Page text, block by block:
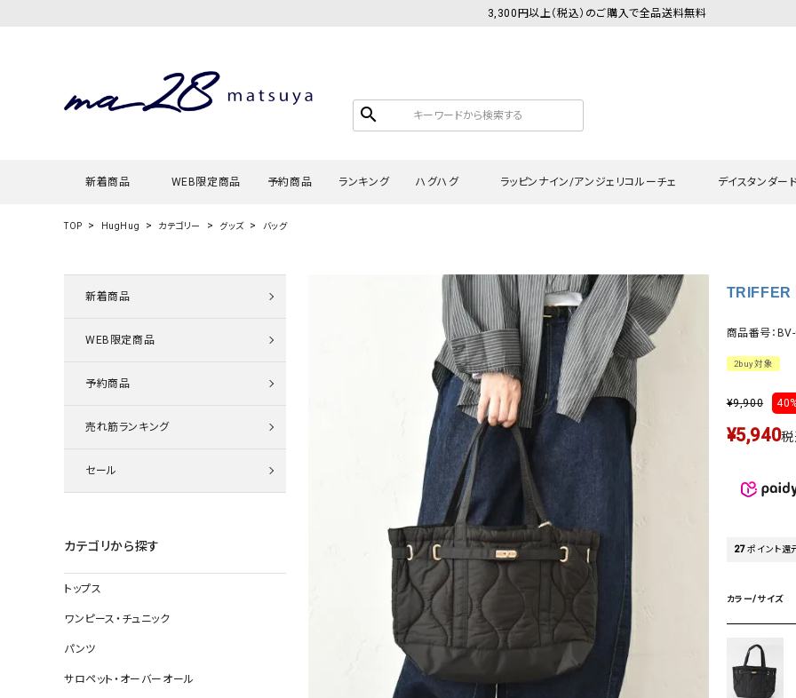
3,300円以上（税込）のご購入で全品送料無料
search
新着商品 WEB限定商品 予約商品 ランキング ハグハグ
タンクトップ・キャミソール
スウェット・パーカー
チュニック
ロング・マキシ丈
その他スカート
ジャケット
ラッピンナイン/アンジェリコルーチェ
シャツ・ブラウス
カーディガン
ベスト
ニット
タンクトップ・キャミソール
チュニック
デニムパンツ
その他のパンツ
ジャケット
コート
その他アウター
デイスタンダー
カーディガン・ベスト
シャツ・ブラウス
スウェット・パーカー
ワン
ジャ
グッ
ワン
TOP HugHug カテゴリー グッズ バッグ
新着商品
WEB限定商品
予約商品
売れ筋ランキング
セール
カテゴリから探す
トップス
ワンピース・チュニック
パンツ
サロペット・オーバーオール
TRIFFER
商品番号：
2buy対象
¥9,900
¥5,940
27 ポイント還
カラー/サイズ